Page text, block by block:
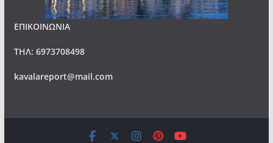
ΕΠΙΚΟΙΝΩΝΙΑ
ΤΗΛ: 6973708498
kavalareport@mail.com